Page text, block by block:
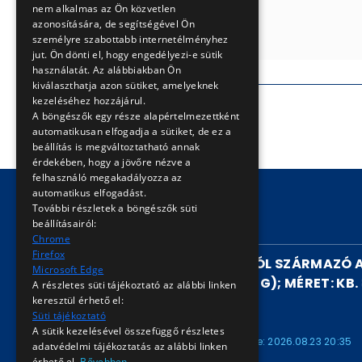
FUTÓ AUKCIÓK
HANNOVERI VILLAMOSBÓL SZÁRMAZÓ
(HIÁNYZIK AZ ABLAKÜVEG); MÉRET:
ARV2026921712
ARV2026921712
Kezdete: 2026.08.08 16:00
Vége: 2026.08.23 20:35
nem alkalmas az Ön közvetlen
azonosítására, de segítségével Ön
személyre szabottabb internetélményhez
jut. Ön dönti el, hogy engedélyezi-e sütik
használatát. Az alábbiakban Ön
kiválaszthatja azon sütiket, amelyeknek
kezeléséhez hozzájárul.
A böngészők egy része alapértelmezettként
automatikusan elfogadja a sütiket, de ez a
beállítás is megváltoztatható annak
érdekében, hogy a jövőre nézve a
felhasználó megakadályozza az
automatikus elfogadást.
További részletek a böngészők süti
beállításairól:
Chrome
Firefox
Microsoft Edge
A részletes süti tájékoztató az alábbi linken
keresztül érhető el:
Süti tájékoztató
A sütik kezelésével összefüggő részletes
adatvédelmi tájékoztatás az alábbi linken